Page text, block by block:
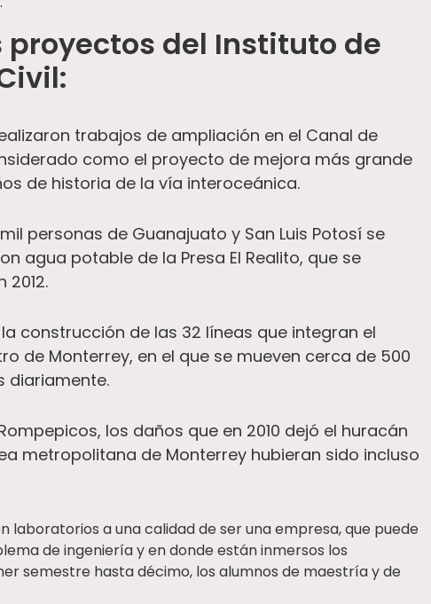
proyectos del Instituto de
trabajos de ampliación en el Canal de
como el proyecto de mejora más grande
de historia de la vía interoceánica.
personas de Guanajuato y San Luis Potosí se
agua potable de la Presa El Realito, que se
2012.
construcción de las 32 líneas que integran el
de Monterrey, en el que se mueven cerca de 500
diariamente.
los daños que en 2010 dejó el huracán
metropolitana de Monterrey hubieran sido incluso
laboratorios a una calidad de ser una empresa, que puede
de ingeniería y en donde están inmersos los
semestre hasta décimo, los alumnos de maestría y de